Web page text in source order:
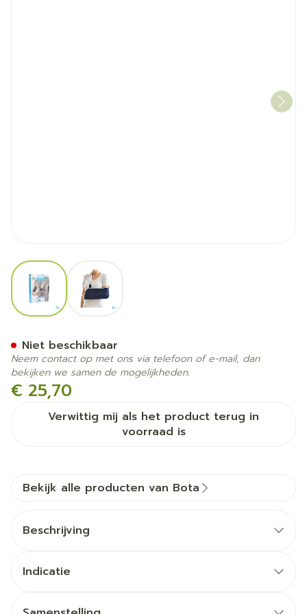
View larger imageView larger image
€ 25,70
Verwittig mij als het product terug in
voorraad is
Niet beschikbaar
Neem contact op met ons via telefoon of e-mail, dan
bekijken we samen de mogelijkheden.
Bekijk alle producten van Bota
Beschrijving
Indicatie